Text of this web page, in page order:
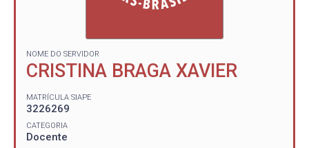
NOME DO SERVIDOR
CRISTINA BRAGA XAVIER
MATRÍCULA SIAPE
3226269
CATEGORIA
Docente